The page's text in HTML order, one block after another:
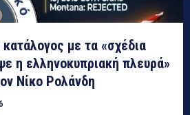
με τα «σχέδια
η ελληνοκυπριακή πλευρά»
Νίκο Ρολάνδη